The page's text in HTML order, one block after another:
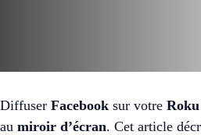
Diffuser Facebook sur votre Roku
au miroir d’écran. Cet article